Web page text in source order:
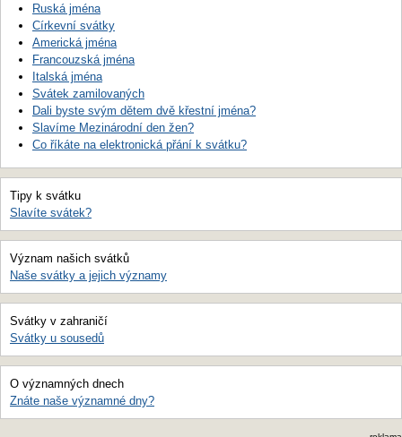
Ruská jména
Církevní svátky
Americká jména
Francouzská jména
Italská jména
Svátek zamilovaných
Dali byste svým dětem dvě křestní jména?
Slavíme Mezinárodní den žen?
Co říkáte na elektronická přání k svátku?
Tipy k svátku
Slavíte svátek?
Význam našich svátků
Naše svátky a jejich významy
Svátky v zahraničí
Svátky u sousedů
O významných dnech
Znáte naše významné dny?